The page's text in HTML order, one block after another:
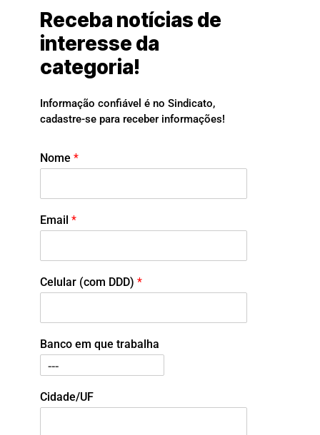
Receba notícias de
interesse da
categoria!
Informação confiável é no Sindicato,
cadastre-se para receber informações!
Nome *
Email *
Celular (com DDD) *
Banco em que trabalha
Cidade/UF